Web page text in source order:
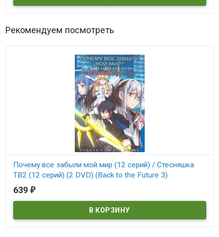
Рекомендуем посмотреть
Почему все забыли мой мир (12 серий) / Стесняшка
ТВ2 (12 серий) (2 DVD) (Back to the Future 3)
В наличии
639 ₽